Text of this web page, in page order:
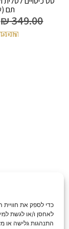
לאחסן ו/או לגשת
התנהגות גלישה או
תם
₪349.00